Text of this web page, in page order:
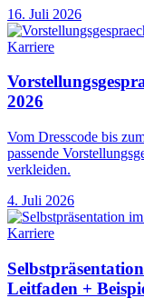
16. Juli 2026
Karriere
2026
Vom Dresscode bis
passende
verkleiden.
4. Juli 2026
Karriere
Leitfaden +